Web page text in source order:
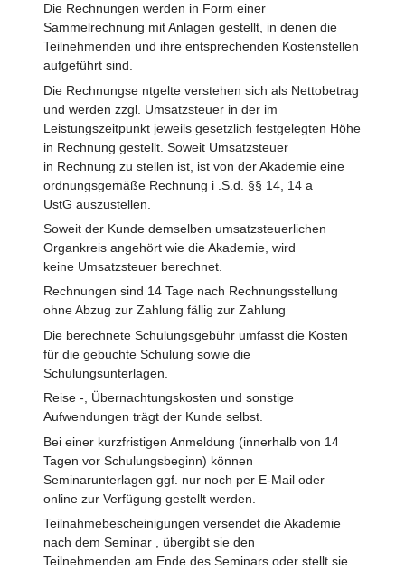
Die Rechnungen werden in Form einer
Sammelrechnung mit Anlagen gestellt, in denen die
Teilnehmenden und ihre entsprechenden Kostenstellen
aufgeführt sind.
Die Rechnungse ntgelte verstehen sich als Nettobetrag
und werden zzgl. Umsatzsteuer in der im
Leistungszeitpunkt jeweils gesetzlich festgelegten Höhe
in Rechnung gestellt. Soweit Umsatzsteuer
in Rechnung zu stellen ist, ist von der Akademie eine
ordnungsgemäße Rechnung i .S.d. §§ 14, 14 a
UstG auszustellen.
Soweit der Kunde demselben umsatzsteuerlichen
Organkreis angehört wie die Akademie, wird
keine Umsatzsteuer berechnet.
Rechnungen sind 14 Tage nach Rechnungsstellung
ohne Abzug zur Zahlung fällig zur Zahlung
Die berechnete Schulungsgebühr umfasst die Kosten
für die gebuchte Schulung sowie die
Schulungsunterlagen.
Reise -, Übernachtungskosten und sonstige
Aufwendungen trägt der Kunde selbst.
Bei einer kurzfristigen Anmeldung (innerhalb von 14
Tagen vor Schulungsbeginn) können
Seminarunterlagen ggf. nur noch per E-Mail oder
online zur Verfügung gestellt werden.
Teilnahmebescheinigungen versendet die Akademie
nach dem Seminar , übergibt sie den
Teilnehmenden am Ende des Seminars oder stellt sie